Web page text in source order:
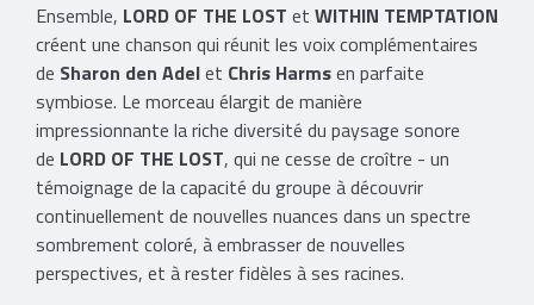
Ensemble, LORD OF THE LOST et WITHIN TEMPTATION
créent une chanson qui réunit les voix complémentaires
de Sharon den Adelet Chris Harmsen parfaite
symbiose. Le morceau élargit de manière
impressionnante la riche diversité du paysage sonore
de LORD OF THE LOST, qui ne cesse de croître - un
témoignage de la capacité du groupe à découvrir
continuellement de nouvelles nuances dans un spectre
sombrement coloré, à embrasser de nouvelles
perspectives, et à rester fidèles à ses racines.